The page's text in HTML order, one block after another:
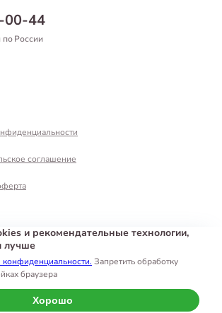
00-44
по России
заказа
фонд
Кролик»
соглашение
и рекомендательные технологии,
лучше
конфиденциальности. Запретить обработку
браузера
Хорошо